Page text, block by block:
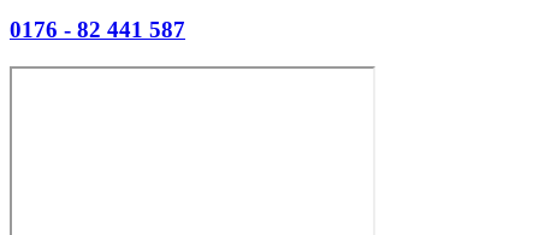
0176 - 82 441 587